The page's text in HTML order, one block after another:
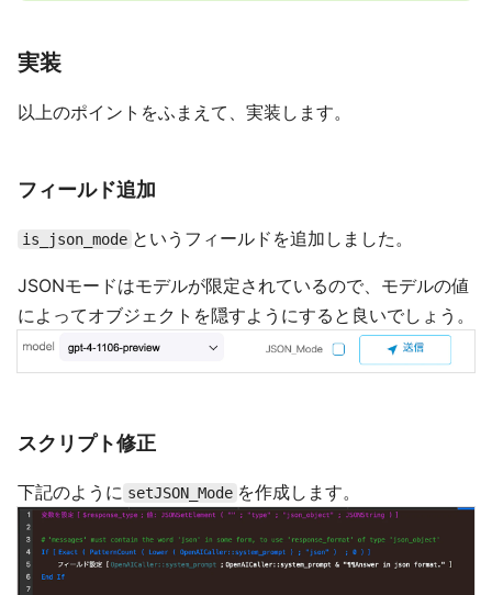
実装
以上のポイントをふまえて、実装します。
フィールド追加
is_json_mode というフィールドを追加しました。
JSONモードはモデルが限定されているので、モデルの値
によってオブジェクトを隠すようにすると良いでしょう。
スクリプト修正
下記のように setJSON_Mode を作成します。